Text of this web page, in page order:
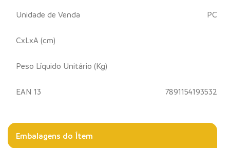
Unidade de Venda PC
CxLxA (cm)
Peso Líquido Unitário (Kg)
EAN 13 7891154193532
Embalagens do Ítem